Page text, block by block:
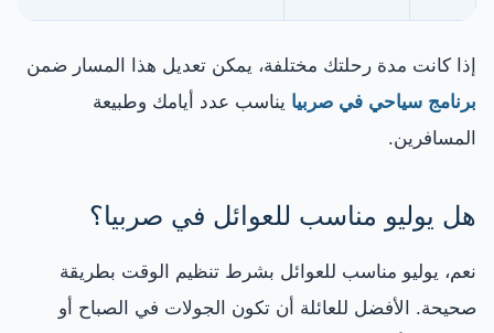
إذا كانت مدة رحلتك مختلفة، يمكن تعديل هذا المسار ضمن
برنامج سياحي في صربيا يناسب عدد أيامك وطبيعة
المسافرين.
هل يوليو مناسب للعوائل في صربيا؟
نعم، يوليو مناسب للعوائل بشرط تنظيم الوقت بطريقة
صحيحة. الأفضل للعائلة أن تكون الجولات في الصباح أو